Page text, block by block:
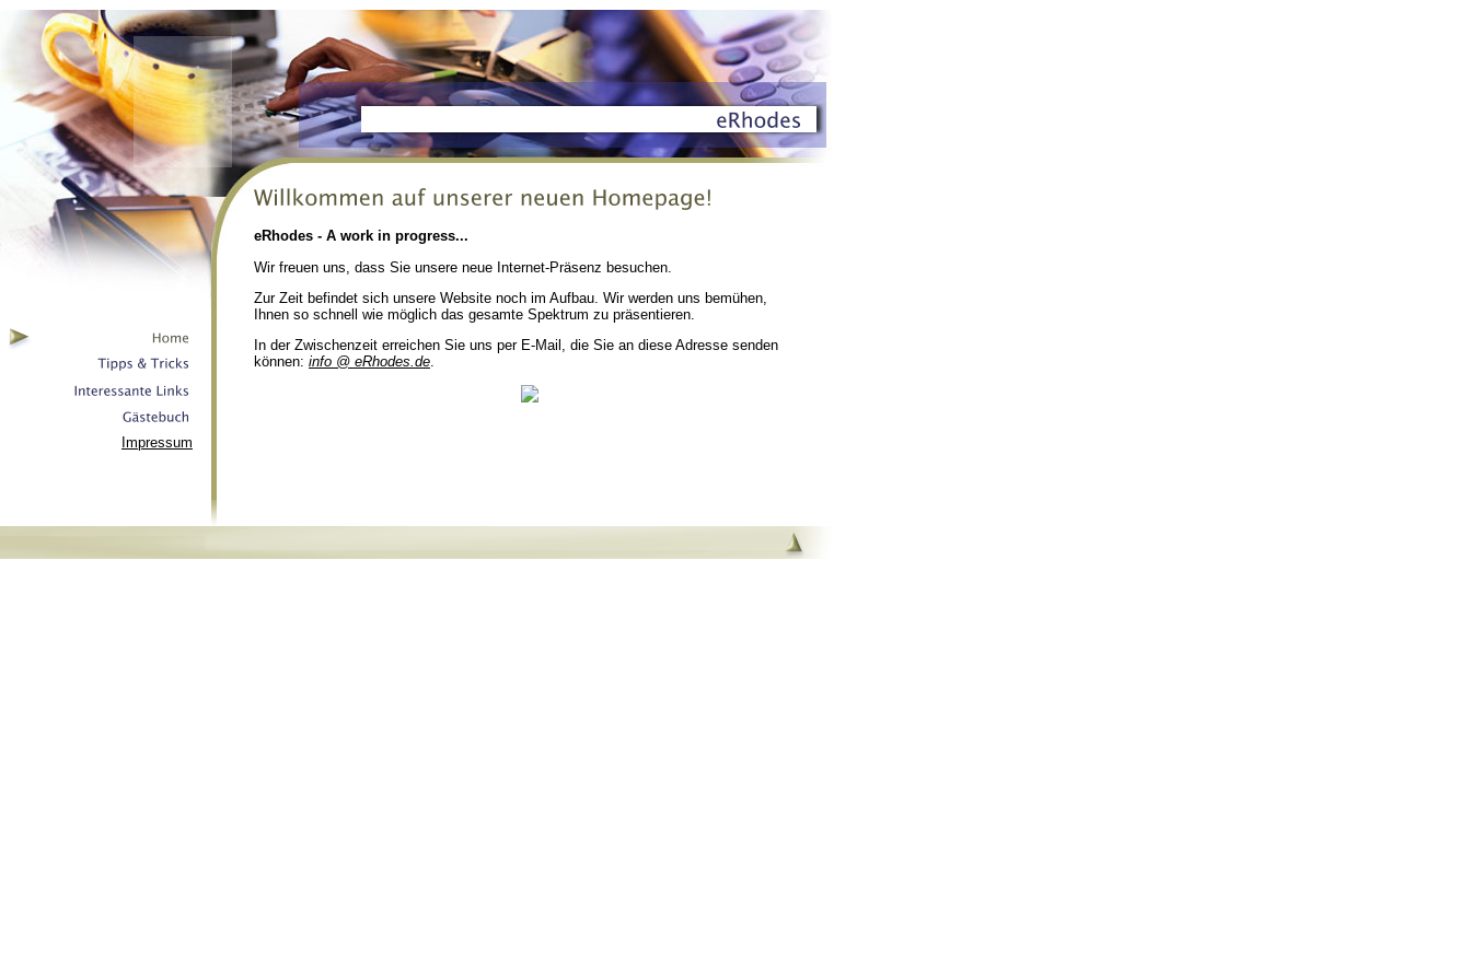
Impressum
eRhodes - A work in progress...
Wir freuen uns, dass Sie unsere neue Internet-Präsenz besuchen.
Zur Zeit befindet sich unsere Website noch im Aufbau. Wir werden uns bemühen,
Ihnen so schnell wie möglich das gesamte Spektrum zu präsentieren.
In der Zwischenzeit erreichen Sie uns per E-Mail, die Sie an diese Adresse senden
können: info @ eRhodes.de.